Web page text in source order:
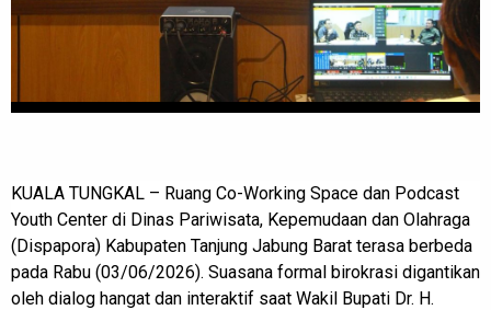
KUALA TUNGKAL – Ruang Co-Working Space dan Podcast
Youth Center di Dinas Pariwisata, Kepemudaan dan Olahraga
(Dispapora) Kabupaten Tanjung Jabung Barat terasa berbeda
pada Rabu (03/06/2026). Suasana formal birokrasi digantikan
oleh dialog hangat dan interaktif saat Wakil Bupati Dr. H.